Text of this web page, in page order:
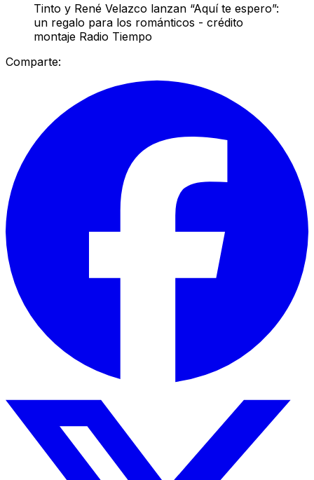
Tinto y René Velazco lanzan “Aquí te espero”:
un regalo para los románticos - crédito
montaje Radio Tiempo
Comparte: